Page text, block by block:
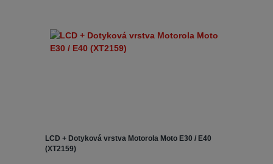
LCD + Dotyková vrstva Motorola Moto E30 / E40
(XT2159)